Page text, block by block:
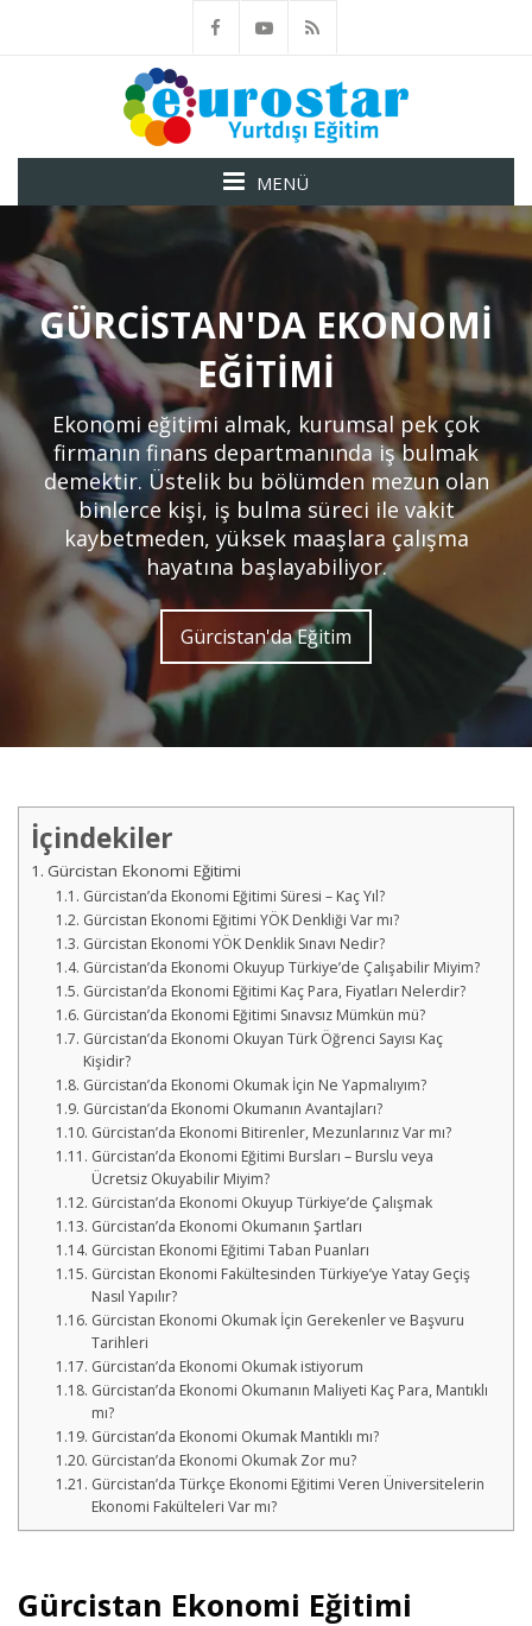
MENÜ
GÜRCISTAN'DA EKONOMI
EĞITIMI
Ekonomi eğitimi almak, kurumsal pek çok
firmanın finans departmanında iş bulmak
demektir. Üstelik bu bölümden mezun olan
binlerce kişi, iş bulma süreci ile vakit
kaybetmeden, yüksek maaşlara çalışma
hayatına başlayabiliyor.
Gürcistan'da Eğitim
İçindekiler
Gürcistan Ekonomi Eğitimi
Gürcistan’da Ekonomi Eğitimi Süresi – Kaç Yıl?
Gürcistan Ekonomi Eğitimi YÖK Denkliği Var mı?
Gürcistan Ekonomi YÖK Denklik Sınavı Nedir?
Gürcistan’da Ekonomi Okuyup Türkiye’de Çalışabilir Miyim?
Gürcistan’da Ekonomi Eğitimi Kaç Para, Fiyatları Nelerdir?
Gürcistan’da Ekonomi Eğitimi Sınavsız Mümkün mü?
Gürcistan’da Ekonomi Okuyan Türk Öğrenci Sayısı Kaç
Kişidir?
Gürcistan’da Ekonomi Okumak İçin Ne Yapmalıyım?
Gürcistan’da Ekonomi Okumanın Avantajları?
Gürcistan’da Ekonomi Bitirenler, Mezunlarınız Var mı?
Gürcistan’da Ekonomi Eğitimi Bursları – Burslu veya
Ücretsiz Okuyabilir Miyim?
Gürcistan’da Ekonomi Okuyup Türkiye’de Çalışmak
Gürcistan’da Ekonomi Okumanın Şartları
Gürcistan Ekonomi Eğitimi Taban Puanları
Gürcistan Ekonomi Fakültesinden Türkiye’ye Yatay Geçiş
Nasıl Yapılır?
Gürcistan Ekonomi Okumak İçin Gerekenler ve Başvuru
Tarihleri
Gürcistan’da Ekonomi Okumak istiyorum
Gürcistan’da Ekonomi Okumanın Maliyeti Kaç Para, Mantıklı
mı?
Gürcistan’da Ekonomi Okumak Mantıklı mı?
Gürcistan’da Ekonomi Okumak Zor mu?
Gürcistan’da Türkçe Ekonomi Eğitimi Veren Üniversitelerin
Ekonomi Fakülteleri Var mı?
Gürcistan Ekonomi Eğitimi